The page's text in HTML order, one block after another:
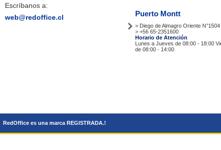
Escríbanos a:
web@redoffice.cl
Puerto Montt
> Diego de Almagro Oriente N°1504
> +56 65-2351600
Horario de Atención
Lunes a Jueves de 08:00 - 18:00
de 08:00 - 14:00
RedOffice es una marca REGISTRADA.!